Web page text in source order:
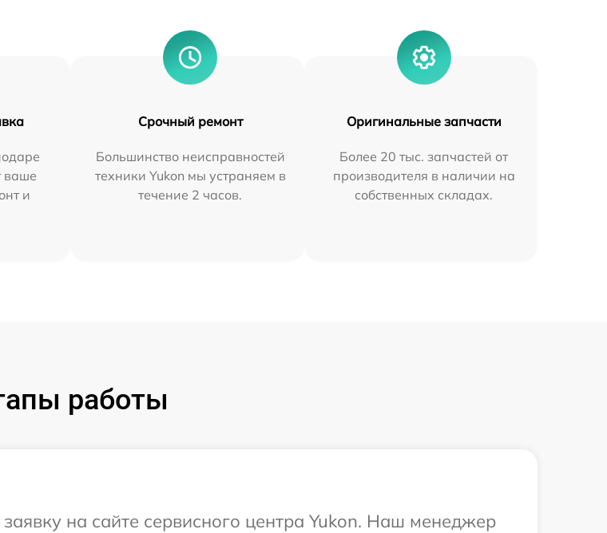
ваше
и
Срочный ремонт
Большинство неисправностей
техники Yukon мы устраняем в
течение 2 часов.
Оригинальные запчасти
Более 20 тыс. запчастей от
производителя в наличии на
собственных складах.
работы
на сайте сервисного центра Yukon. Наш менеджер